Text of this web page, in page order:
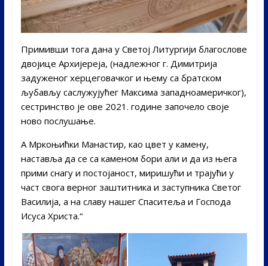
Примивши тога дана у Светој Литургији благослове
двојице Архијереја, (надлежног г. Димитрија
задуженог херцеговачког и њему са братском
љубављу саслужујућег Максима западноамеричког),
сестринство је ове 2021. године започело своје
ново послушање.
А Мркоњићки Манастир, као цвет у камену,
наставља да се са каменом бори али и да из њега
прими снагу и постојаност, миришући и трајући у
част свога верног заштитника и заступника Светог
Василија, а на славу нашег Спаситеља и Господа
Исуса Христа.“